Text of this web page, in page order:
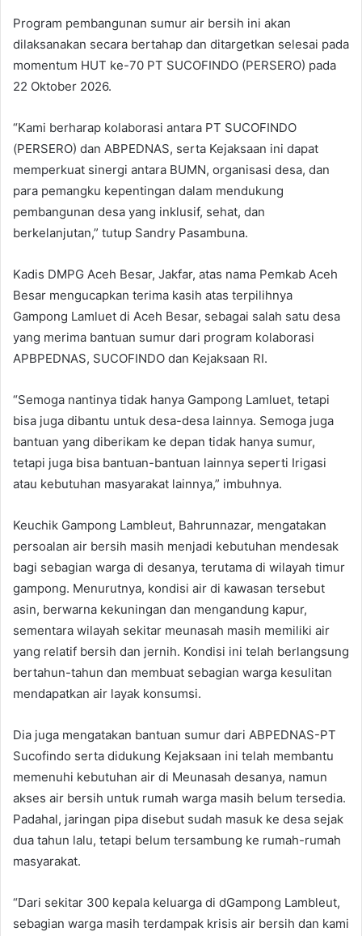
Program pembangunan sumur air bersih ini akan
dilaksanakan secara bertahap dan ditargetkan selesai pada
momentum HUT ke-70 PT SUCOFINDO (PERSERO) pada
22 Oktober 2026.
“Kami berharap kolaborasi antara PT SUCOFINDO
(PERSERO) dan ABPEDNAS, serta Kejaksaan ini dapat
memperkuat sinergi antara BUMN, organisasi desa, dan
para pemangku kepentingan dalam mendukung
pembangunan desa yang inklusif, sehat, dan
berkelanjutan,” tutup Sandry Pasambuna.
Kadis DMPG Aceh Besar, Jakfar, atas nama Pemkab Aceh
Besar mengucapkan terima kasih atas terpilihnya
Gampong Lamluet di Aceh Besar, sebagai salah satu desa
yang merima bantuan sumur dari program kolaborasi
APBPEDNAS, SUCOFINDO dan Kejaksaan RI.
“Semoga nantinya tidak hanya Gampong Lamluet, tetapi
bisa juga dibantu untuk desa-desa lainnya. Semoga juga
bantuan yang diberikam ke depan tidak hanya sumur,
tetapi juga bisa bantuan-bantuan lainnya seperti Irigasi
atau kebutuhan masyarakat lainnya,” imbuhnya.
Keuchik Gampong Lambleut, Bahrunnazar, mengatakan
persoalan air bersih masih menjadi kebutuhan mendesak
bagi sebagian warga di desanya, terutama di wilayah timur
gampong. Menurutnya, kondisi air di kawasan tersebut
asin, berwarna kekuningan dan mengandung kapur,
sementara wilayah sekitar meunasah masih memiliki air
yang relatif bersih dan jernih. Kondisi ini telah berlangsung
bertahun-tahun dan membuat sebagian warga kesulitan
mendapatkan air layak konsumsi.
Dia juga mengatakan bantuan sumur dari ABPEDNAS-PT
Sucofindo serta didukung Kejaksaan ini telah membantu
memenuhi kebutuhan air di Meunasah desanya, namun
akses air bersih untuk rumah warga masih belum tersedia.
Padahal, jaringan pipa disebut sudah masuk ke desa sejak
dua tahun lalu, tetapi belum tersambung ke rumah-rumah
masyarakat.
“Dari sekitar 300 kepala keluarga di dGampong Lambleut,
sebagian warga masih terdampak krisis air bersih dan kami